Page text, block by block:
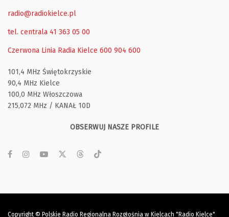
radio@radiokielce.pl
tel. centrala 41 363 05 00
Czerwona Linia Radia Kielce 600 904 600
101,4 MHz Świętokrzyskie
90,4 MHz Kielce
100,0 MHz Włoszczowa
215,072 MHz / KANAŁ 10D
OBSERWUJ NASZE PROFILE
Copyright © Polskie Radio Regionalna Rozgłośnia w Kielcach "Radio Kielce"